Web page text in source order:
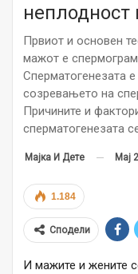
неплодност
Првиот и основен
мажот е
Сперматогенезата е
созревањето на
Причините и
сперматогенезата
Мајка И Дете Мај
1.184
Сподели
И мажите и жените